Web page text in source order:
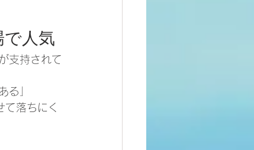
人気
支持されて
る」
て落ちにく